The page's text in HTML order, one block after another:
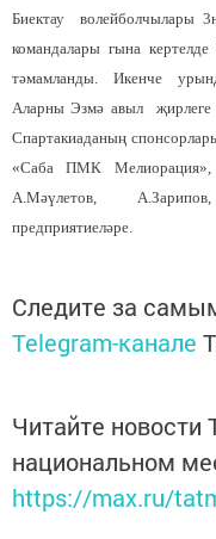
Биектау волейболчылары
командалары гына
тәмамланды. Икенче
Аларны Эзмә авыл
Спартакиаданың
«Саба ПМК Мелиорация»,
А.Мәүлетов,
предприятиеләре.
Следите за
Telegram-канале
Читайте новости
национальном
https://max.ru/